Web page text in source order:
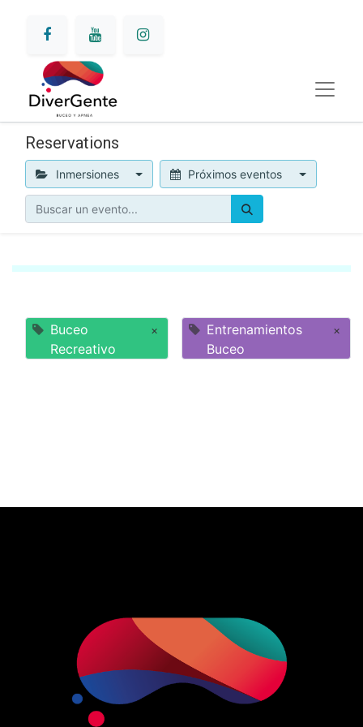
Reservations
Inmersiones Próximos eventos
Buceo
Recreativo
×
Entrenamientos
Buceo
×